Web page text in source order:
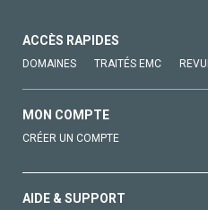
ACCÈS RAPIDES
DOMAINES TRAITÉS EMC
MON COMPTE
CRÉER UN COMPTE
AIDE & SUPPORT